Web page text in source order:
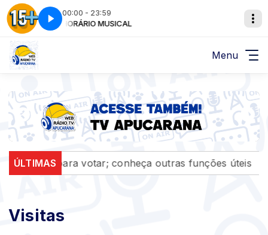
00:00 - 23:59
HORÁRIO MUSICAL
As 15 mais - Parte 2
Menu
ÚLTIMAS
para votar; conheça outras funções úteis
Visitas